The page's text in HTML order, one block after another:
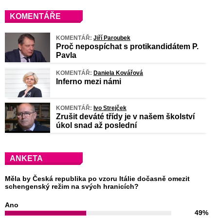
KOMENTÁŘE
KOMENTÁŘ: Jiří Paroubek
Proč nepospíchat s protikandidátem P.
Pavla
KOMENTÁŘ: Daniela Kovářová
Inferno mezi námi
KOMENTÁŘ: Ivo Strejček
Zrušit deváté třídy je v našem školství
úkol snad až poslední
ANKETA
Měla by Česká republika po vzoru Itálie dočasně omezit
schengenský režim na svých hranicích?
Ano
49%